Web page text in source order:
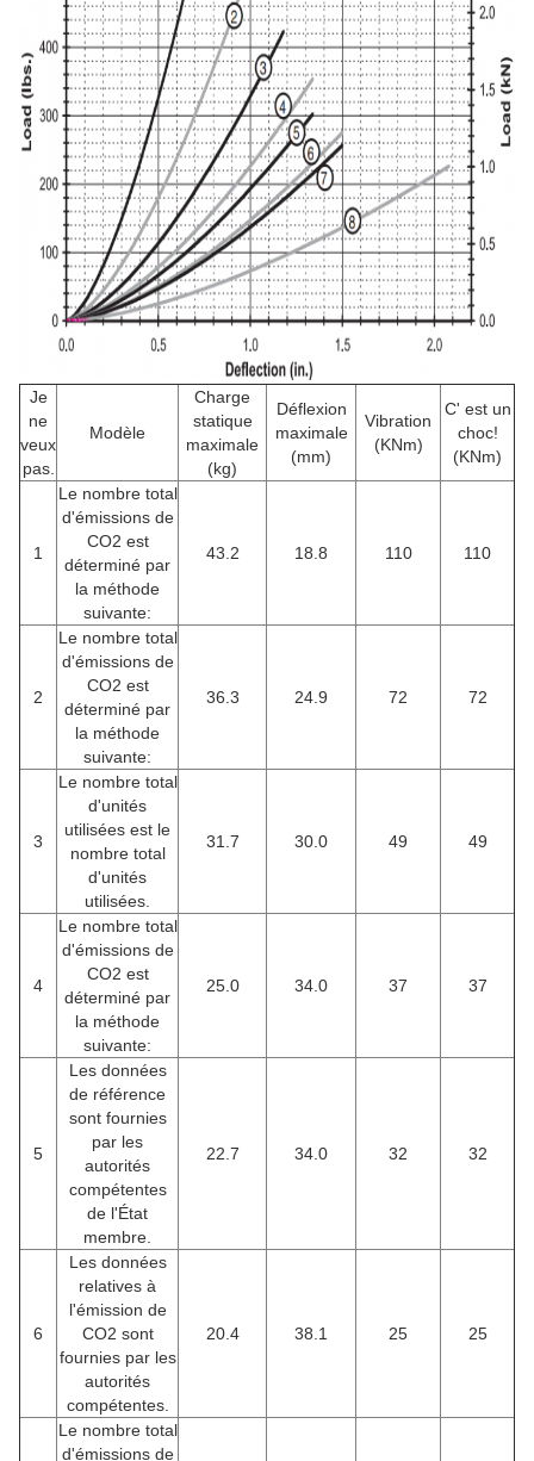
Je
ne
veux
pas.
Modèle
Charge
statique
maximale
(kg)
Déflexion
maximale
(mm)
Vibration
(KNm)
C' est un
choc!
(KNm)
1
Le nombre total
d'émissions de
CO2 est
déterminé par
la méthode
suivante:
43.2 18.8 110 110
2
Le nombre total
d'émissions de
CO2 est
déterminé par
la méthode
suivante:
36.3 24.9 72 72
3
Le nombre total
d'unités
utilisées est le
nombre total
d'unités
utilisées.
31.7 30.0 49 49
4
Le nombre total
d'émissions de
CO2 est
déterminé par
la méthode
suivante:
25.0 34.0 37 37
5
Les données
de référence
sont fournies
par les
autorités
compétentes
de l'État
membre.
22.7 34.0 32 32
6
Les données
relatives à
l'émission de
CO2 sont
fournies par les
autorités
compétentes.
20.4 38.1 25 25
Le nombre total
d'émissions de